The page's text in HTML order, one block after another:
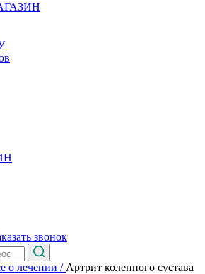
звонок
о лечении / Артрит коленного сустава